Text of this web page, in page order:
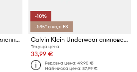
Calvin Klein Underwear прилепнали боксерки мъжки 3 броя
-10%
-5%* с код: FS
Calvin Klein Underwear слипове мъжки 3 броя
Текуща цена:
33,99 €
Редовна цена:49,90 €
Най-ниска цена:37,99 €